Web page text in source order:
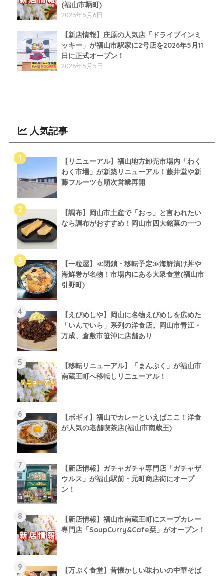
(福山市鞆町)
2026年5月6日
【新店情報】庄原の人気店「ドライブインミ
ッキー」が福山市駅家に2号店を2026年5月11
日に正式オープン！
2026年5月5日
人気記事
【リニューアル】福山地方卸売市場内「わく
わく市場」が新築リニューアル！藤井堂や新
藤フルーツも順次営業再開
【調布】岡山市土産で「おっ」と言われたい
なら調布がおすすめ！岡山市四大銘菓の一つ
【一粒屋】≪閉鎖・移転予定≫海鮮漬け丼や
海鮮巻が名物！市場内にある大衆食堂(福山市
引野町)
【えびめしや】岡山に名物えびめしを広めた
「いんでいら」系列の洋食店。岡山市青江・
万成、倉敷市笹沖に店舗あり
【移転リニューアル】「まんぷく」が福山市
南蔵王町へ移転しリニューアル！
【ボギィ】福山でカレーといえばここ！洋食
が人気の老舗喫茶店(福山市南蔵王)
【新店情報】ガチャガチャ専門店「ガチャザ
ウルス」が福山駅前・元町商店街にオープ
ン！
【新店情報】福山市南蔵王町にスープカレー
専門店「SoupCurry&Cafe栞」がオープン！
【万ぷく食堂】昔懐かしい味わいの中華そば